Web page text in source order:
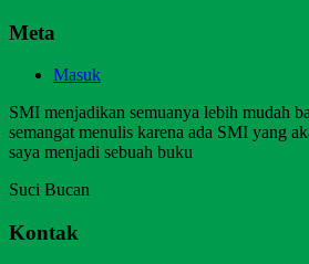
Meta
Masuk
SMI menjadikan semuanya lebih mudah
semangat menulis karena ada SMI yang
saya menjadi sebuah buku
Suci Bucan
Kontak